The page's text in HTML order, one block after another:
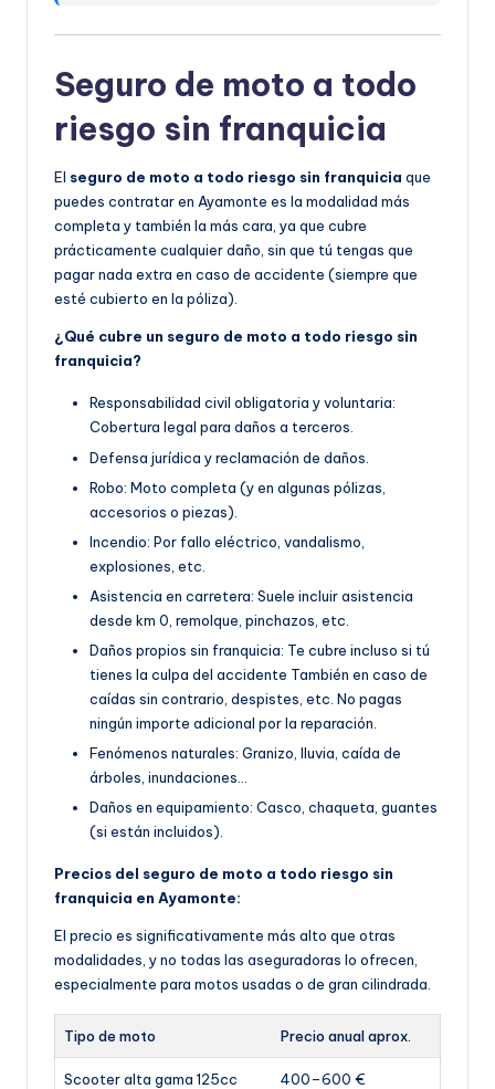
Seguro de moto a todo
riesgo sin franquicia
El seguro de moto a todo riesgo sin franquicia que
puedes contratar en Ayamonte es la modalidad más
completa y también la más cara, ya que cubre
prácticamente cualquier daño, sin que tú tengas que
pagar nada extra en caso de accidente (siempre que
esté cubierto en la póliza).
¿Qué cubre un seguro de moto a todo riesgo sin
franquicia?
Responsabilidad civil obligatoria y voluntaria:
Cobertura legal para daños a terceros.
Defensa jurídica y reclamación de daños.
Robo: Moto completa (y en algunas pólizas,
accesorios o piezas).
Incendio: Por fallo eléctrico, vandalismo,
explosiones, etc.
Asistencia en carretera: Suele incluir asistencia
desde km 0, remolque, pinchazos, etc.
Daños propios sin franquicia: Te cubre incluso si tú
tienes la culpa del accidente También en caso de
caídas sin contrario, despistes, etc. No pagas
ningún importe adicional por la reparación.
Fenómenos naturales: Granizo, lluvia, caída de
árboles, inundaciones…
Daños en equipamiento: Casco, chaqueta, guantes
(si están incluidos).
Precios del seguro de moto a todo riesgo sin
franquicia en Ayamonte:
El precio es significativamente más alto que otras
modalidades, y no todas las aseguradoras lo ofrecen,
especialmente para motos usadas o de gran cilindrada.
Tipo de moto Precio anual aprox.
Scooter alta gama 125cc 400–600 €